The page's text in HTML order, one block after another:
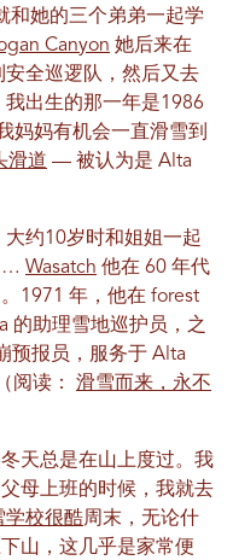
和她的三个弟弟一起学
Canyon 她后来在
全巡逻队，然后又去
我出生的那一年是1986
妈妈有机会一直滑雪到
滑道 — 被认为是 Alta
大约10岁时和姐姐一起
Wasatch 他在 60 年代
1971 年，他在 forest
的助理雪地巡护员，之
预报员，服务于 Alta
阅读： 滑雪而来，永不
天总是在山上度过。我
母上班的时候，我就去
学校很酷周末，无论什
山，这几乎是家常便